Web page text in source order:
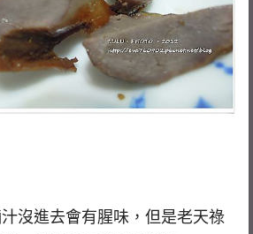
沒進去會有腥味，但是老天祿